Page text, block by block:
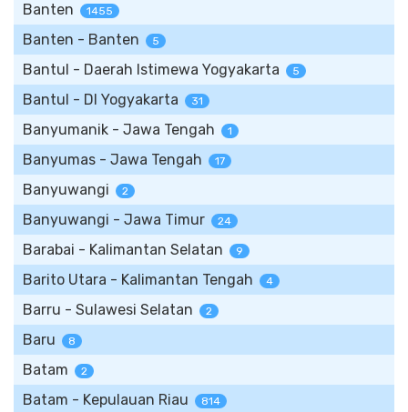
Banten 1455
Banten - Banten 5
Bantul - Daerah Istimewa Yogyakarta 5
Bantul - DI Yogyakarta 31
Banyumanik - Jawa Tengah 1
Banyumas - Jawa Tengah 17
Banyuwangi 2
Banyuwangi - Jawa Timur 24
Barabai - Kalimantan Selatan 9
Barito Utara - Kalimantan Tengah 4
Barru - Sulawesi Selatan 2
Baru 8
Batam 2
Batam - Kepulauan Riau 814